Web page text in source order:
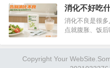
葆芯饮品就是
消化不好吃
莱益生菌产品
消化不良是很
点就腹胀、饭
品能起到事半
Copyright Your